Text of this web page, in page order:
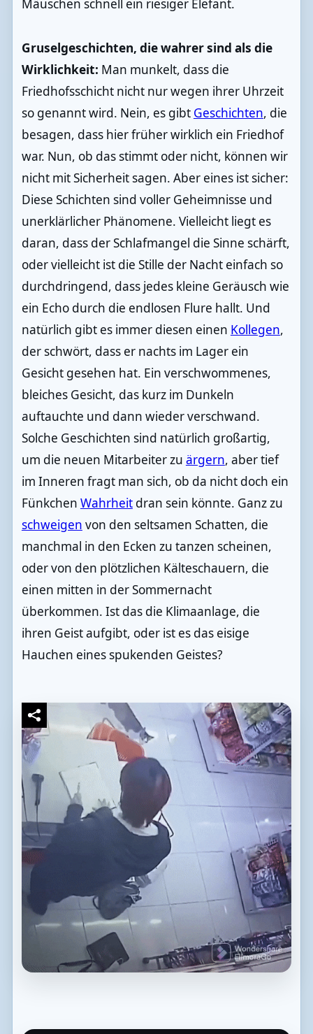
Mäuschen schnell ein riesiger Elefant.
Gruselgeschichten, die wahrer sind als die
Wirklichkeit: Man munkelt, dass die
Friedhofsschicht nicht nur wegen ihrer Uhrzeit
so genannt wird. Nein, es gibt Geschichten, die
besagen, dass hier früher wirklich ein Friedhof
war. Nun, ob das stimmt oder nicht, können wir
nicht mit Sicherheit sagen. Aber eines ist sicher:
Diese Schichten sind voller Geheimnisse und
unerklärlicher Phänomene. Vielleicht liegt es
daran, dass der Schlafmangel die Sinne schärft,
oder vielleicht ist die Stille der Nacht einfach so
durchdringend, dass jedes kleine Geräusch wie
ein Echo durch die endlosen Flure hallt. Und
natürlich gibt es immer diesen einen Kollegen,
der schwört, dass er nachts im Lager ein
Gesicht gesehen hat. Ein verschwommenes,
bleiches Gesicht, das kurz im Dunkeln
auftauchte und dann wieder verschwand.
Solche Geschichten sind natürlich großartig,
um die neuen Mitarbeiter zu ärgern, aber tief
im Inneren fragt man sich, ob da nicht doch ein
Fünkchen Wahrheitdran sein könnte. Ganz zu
schweigen von den seltsamen Schatten, die
manchmal in den Ecken zu tanzen scheinen,
oder von den plötzlichen Kälteschauern, die
einen mitten in der Sommernacht
überkommen. Ist das die Klimaanlage, die
ihren Geist aufgibt, oder ist es das eisige
Hauchen eines spukenden Geistes?